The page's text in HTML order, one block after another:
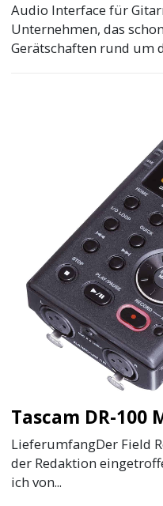
Audio Interface für
Unternehmen, das
Gerätschaften rund um
Tascam DR-100
LieferumfangDer Field
der Redaktion
ich von...